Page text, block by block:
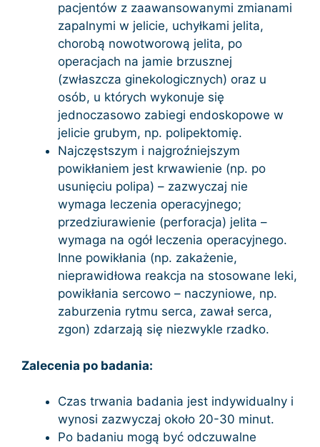
pacjentów z zaawansowanymi zmianami
zapalnymi w jelicie, uchyłkami jelita,
chorobą nowotworową jelita, po
operacjach na jamie brzusznej
(zwłaszcza ginekologicznych) oraz u
osób, u których wykonuje się
jednoczasowo zabiegi endoskopowe w
jelicie grubym, np. polipektomię.
Najczęstszym i najgroźniejszym
powikłaniem jest krwawienie (np. po
usunięciu polipa) – zazwyczaj nie
wymaga leczenia operacyjnego;
przedziurawienie (perforacja) jelita –
wymaga na ogół leczenia operacyjnego.
Inne powikłania (np. zakażenie,
nieprawidłowa reakcja na stosowane leki,
powikłania sercowo – naczyniowe, np.
zaburzenia rytmu serca, zawał serca,
zgon) zdarzają się niezwykle rzadko.
Zalecenia po badania:
Czas trwania badania jest indywidualny i
wynosi zazwyczaj około 20-30 minut.
Po badaniu mogą być odczuwalne